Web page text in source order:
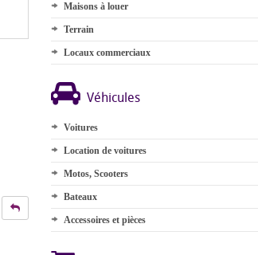
Maisons à louer
Terrain
Locaux commerciaux
Véhicules
Voitures
Location de voitures
Motos, Scooters
Bateaux
Accessoires et pièces